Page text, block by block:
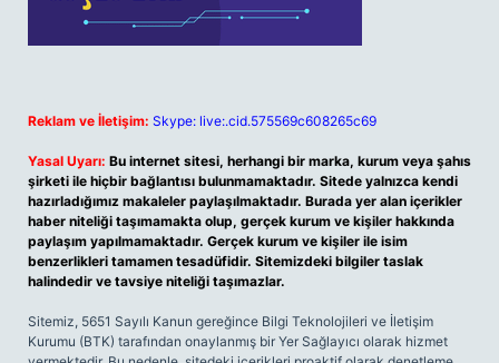
Reklam ve İletişim: Skype: live:.cid.575569c608265c69
Yasal Uyarı: Bu internet sitesi, herhangi bir marka, kurum veya şahıs
şirketi ile hiçbir bağlantısı bulunmamaktadır. Sitede yalnızca kendi
hazırladığımız makaleler paylaşılmaktadır. Burada yer alan içerikler
haber niteliği taşımamakta olup, gerçek kurum ve kişiler hakkında
paylaşım yapılmamaktadır. Gerçek kurum ve kişiler ile isim
benzerlikleri tamamen tesadüfidir. Sitemizdeki bilgiler taslak
halindedir ve tavsiye niteliği taşımazlar.
Sitemiz, 5651 Sayılı Kanun gereğince Bilgi Teknolojileri ve İletişim
Kurumu (BTK) tarafından onaylanmış bir Yer Sağlayıcı olarak hizmet